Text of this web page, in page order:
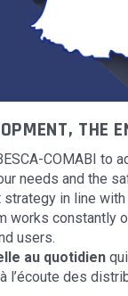
THE
COMABI to
needs and the
strategy in line
works constantly
users.
au quotidien
l’écoute des